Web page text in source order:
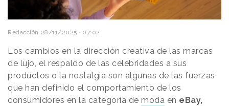
Redacción 28/11/2025 · 07:02
Los cambios en la dirección creativa de las marcas
de lujo, el respaldo de las celebridades a sus
productos o la nostalgia son algunas de las fuerzas
que han definido el comportamiento de los
consumidores en la categoría de moda en eBay,